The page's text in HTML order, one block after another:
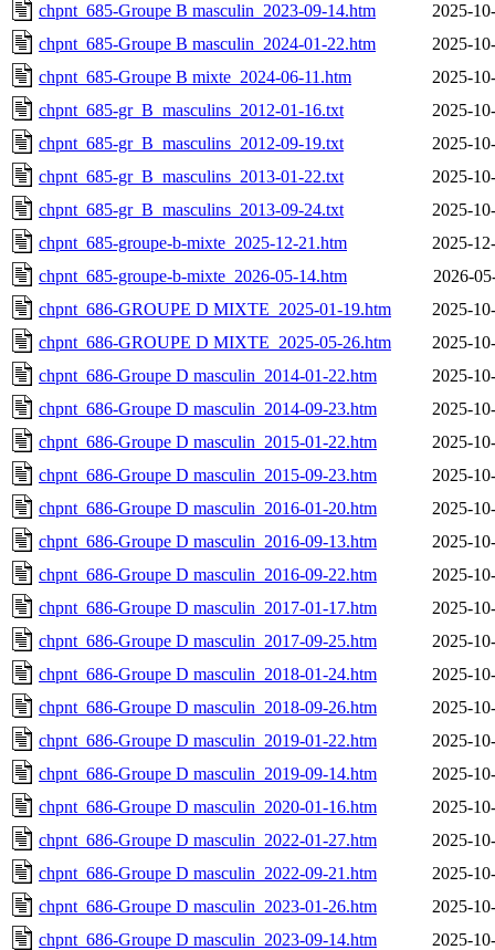
chpnt_685-Groupe B masculin_2023-09-14.htm
2025-
chpnt_685-Groupe B masculin_2024-01-22.htm
2025-
chpnt_685-Groupe B mixte_2024-06-11.htm
2025-
chpnt_685-gr_B_masculins_2012-01-16.txt
2025-
chpnt_685-gr_B_masculins_2012-09-19.txt
2025-
chpnt_685-gr_B_masculins_2013-01-22.txt
2025-
chpnt_685-gr_B_masculins_2013-09-24.txt
2025-
chpnt_685-groupe-b-mixte_2025-12-21.htm
2025-
chpnt_685-groupe-b-mixte_2026-05-14.htm
2026-
chpnt_686-GROUPE D MIXTE_2025-01-19.htm
2025-
chpnt_686-GROUPE D MIXTE_2025-05-26.htm
2025-
chpnt_686-Groupe D masculin_2014-01-22.htm
2025-
chpnt_686-Groupe D masculin_2014-09-23.htm
2025-
chpnt_686-Groupe D masculin_2015-01-22.htm
2025-
chpnt_686-Groupe D masculin_2015-09-23.htm
2025-
chpnt_686-Groupe D masculin_2016-01-20.htm
2025-
chpnt_686-Groupe D masculin_2016-09-13.htm
2025-
chpnt_686-Groupe D masculin_2016-09-22.htm
2025-
chpnt_686-Groupe D masculin_2017-01-17.htm
2025-
chpnt_686-Groupe D masculin_2017-09-25.htm
2025-
chpnt_686-Groupe D masculin_2018-01-24.htm
2025-
chpnt_686-Groupe D masculin_2018-09-26.htm
2025-
chpnt_686-Groupe D masculin_2019-01-22.htm
2025-
chpnt_686-Groupe D masculin_2019-09-14.htm
2025-
chpnt_686-Groupe D masculin_2020-01-16.htm
2025-
chpnt_686-Groupe D masculin_2022-01-27.htm
2025-
chpnt_686-Groupe D masculin_2022-09-21.htm
2025-
chpnt_686-Groupe D masculin_2023-01-26.htm
2025-
chpnt_686-Groupe D masculin_2023-09-14.htm
2025-